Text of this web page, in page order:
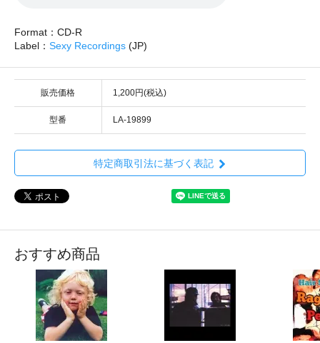
Format：CD-R
Label： Sexy Recordings (JP)
販売価格 1,200円(税込)
型番 LA-19899
特定商取引法に基づく表記
おすすめ商品